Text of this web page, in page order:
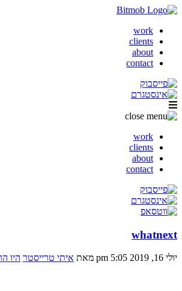
work
clients
about
contact
work
clients
about
contact
whatnext
יולי 16, 2019 5:05 pm מאת איתי טרייסטר היו